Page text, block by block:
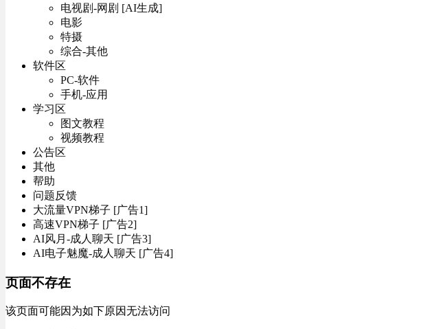
电视剧-网剧 [AI生成]
电影
特摄
综合-其他
软件区
PC-软件
手机-应用
学习区
图文教程
视频教程
公告区
其他
帮助
问题反馈
大流量VPN梯子 [广告1]
高速VPN梯子 [广告2]
AI风月-成人聊天 [广告3]
AI电子魅魔-成人聊天 [广告4]
页面不存在
该页面可能因为如下原因无法访问